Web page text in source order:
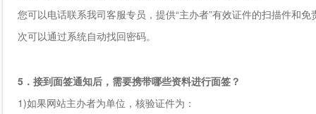
您可以电话联系我司客服专员，提供“主办者”有效证件的扫描件和
次可以通过系统自动找回密码。
5．接到面签通知后，需要携带哪些资料进行面签？
1)如果网站主办者为单位，核验证件为：